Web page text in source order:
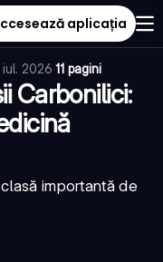
aplicația
iul. 2026·11 pagini
Carbonilici:
importantă de